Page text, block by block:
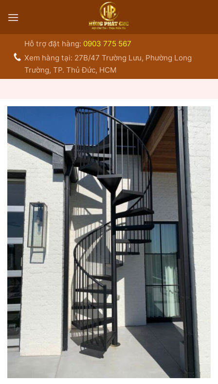
qua
Hỗ trợ đặt hàng: 0903 775 567
Xem hàng tại: 27B/47 Trường Lưu, Phường Long
Trường, TP. Thủ Đức, HCM